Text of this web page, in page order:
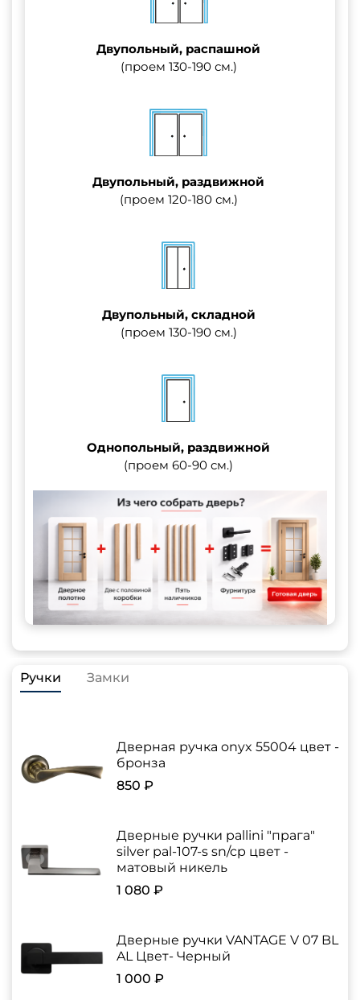
Двупольный, распашной
(проем 130-190 см.)
Двупольный, раздвижной
(проем 120-180 см.)
Двупольный, складной
(проем 130-190 см.)
Однопольный, раздвижной
(проем 60-90 см.)
Ручки Замки
Дверная ручка onyx 55004 цвет -
бронза
850 ₽
Дверные ручки pallini "прага"
silver pal-107-s sn/cp цвет -
матовый никель
1 080 ₽
Дверные ручки VANTAGE V 07 BL
AL Цвет- Черный
1 000 ₽